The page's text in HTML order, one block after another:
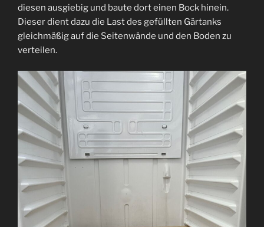
diesen ausgiebig und baute dort einen Bock hinein.
Dieser dient dazu die Last des gefüllten Gärtanks
gleichmäßig auf die Seitenwände und den Boden zu
verteilen.